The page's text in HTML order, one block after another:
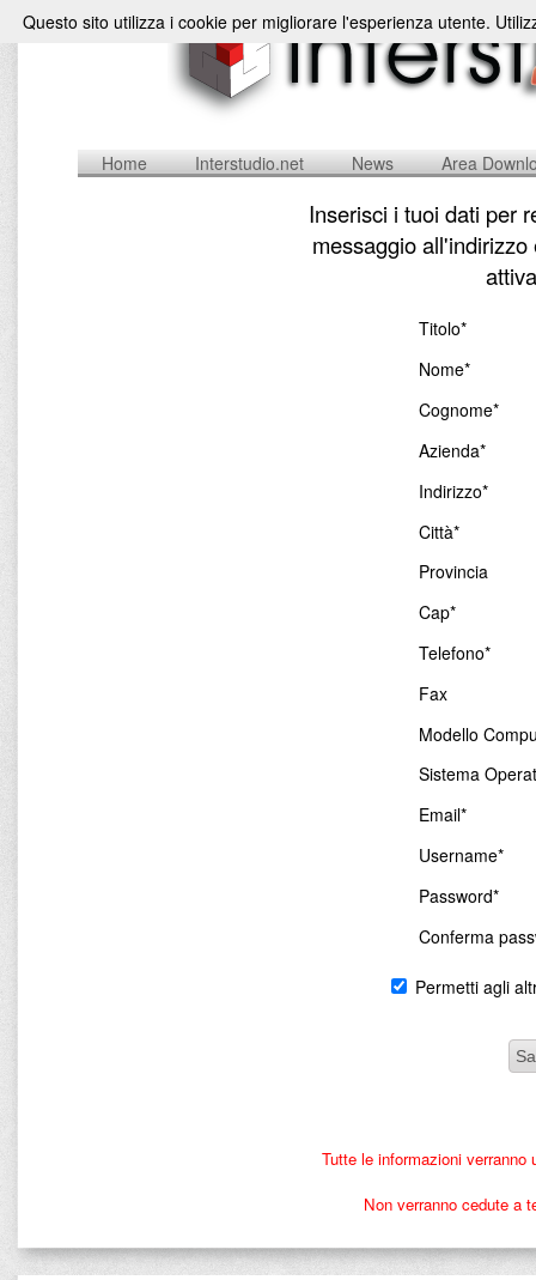
Home Interstudio.net News Area
Inserisci i tuoi dati per
messaggio
Titolo*
Nome*
Cognome*
Azienda*
Indirizzo*
Città*
Provincia
Cap*
Telefono*
Fax
Modello
Sistema
Email*
Username*
Password*
Conferma
Permetti agli
Tutte le informazioni
Non verranno cedute a
Questo sito utilizza i cookie per migliorare l'esperienza utente.